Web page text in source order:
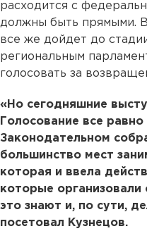
расходится с
должны быть прямыми. В
все же дойдет до
региональным
голосовать за
«Но сегодняшние
Голосование все
Законодательном
большинство мест
которая и ввела
которые организовали
это знают и, по сути,
посетовал Кузнецов.